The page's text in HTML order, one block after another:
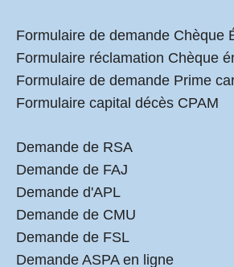
Formulaire de demande Chèque
Formulaire réclamation Chèque
Formulaire de demande Prime
Formulaire capital décès CPAM
Demande de RSA
Demande de FAJ
Demande d'APL
Demande de CMU
Demande de FSL
Demande ASPA en ligne